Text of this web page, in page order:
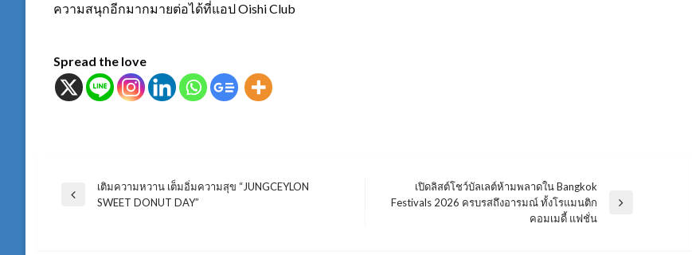
ความสนุกอีกมากมายต่อได้ที่แอป Oishi Club
Spread the love
แนะแนว
Previous
เติมความหวาน เต็มอิ่มความสุข “JUNGCEYLON
SWEET DONUT DAY”
Next
เปิดลิสต์โชว์บัลเลต์ห้ามพลาดใน Bangkok
Festivals 2026 ครบรสถึงอารมณ์ ทั้งโรแมนติก
คอมเมดี้ แฟชั่น